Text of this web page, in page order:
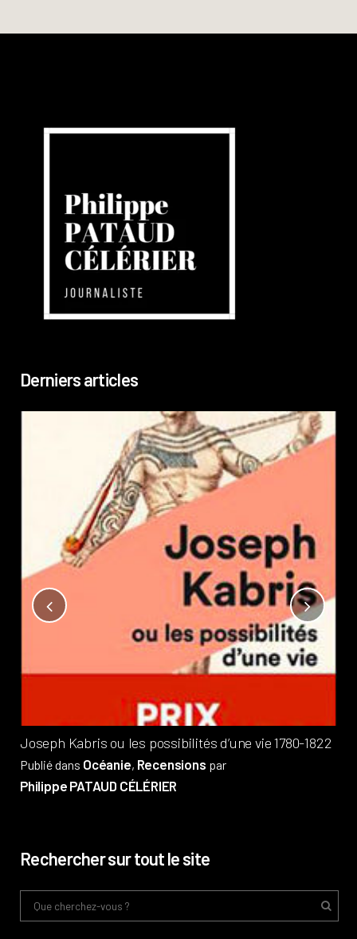
Derniers articles
Joseph Kabris ou les possibilités d’une vie 1780-1822
Publié dans Océanie, Recensions par
Philippe PATAUD CÉLÉRIER
Rechercher sur tout le site